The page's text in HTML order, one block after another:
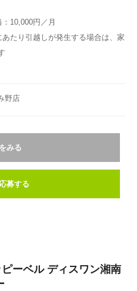
10,000円／月
たり引越しが発生する場合は、家
野店
みる
募する
ピーベル ディスワン湘南